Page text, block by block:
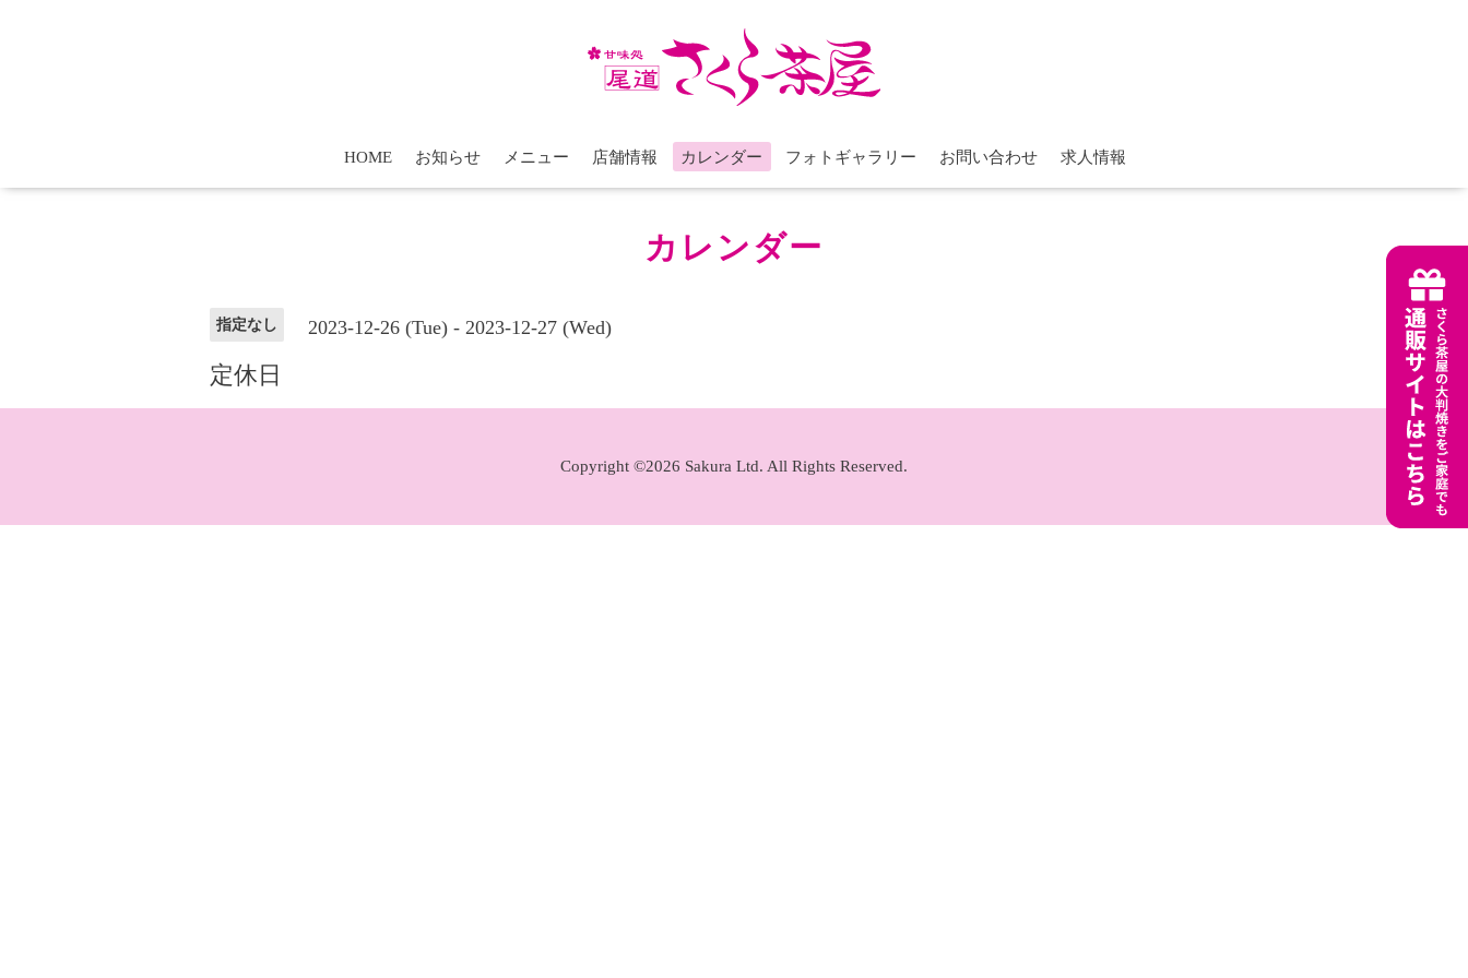
HOME お知らせ メニュー 店舗情報 カレンダー フォトギャラリー お問い合わせ 求人情報
カレンダー
指定なし 2023-12-26 (Tue) - 2023-12-27 (Wed)
定休日
Copyright ©2026 Sakura Ltd. All Rights Reserved.